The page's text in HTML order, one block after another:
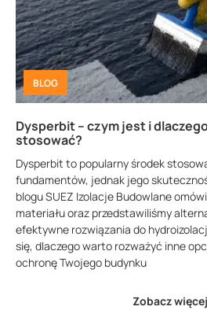
BLOG
Dysperbit – czym jest i
stosować?
Dysperbit to popularny środek
fundamentów, jednak jego
blogu SUEZ Izolacje Budowlane
materiału oraz przedstawiliśmy
efektywne rozwiązania do
się, dlaczego warto rozważyć inne
ochronę Twojego budynku
Zobacz więcej